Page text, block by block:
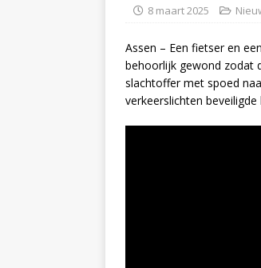
8 maart 2025
Assen – Een fietser en
behoorlijk gewond zodat
slachtoffer met spoed
verkeerslichten